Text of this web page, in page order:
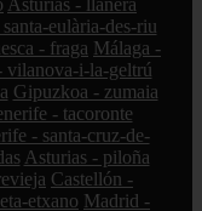
eulària-des-riu
- fraga Málaga -
vilanova-i-la-geltrú
Gipuzkoa - zumaia
- tacoronte
- santa-cruz-de-
Asturias - piloña
Castellón -
etxano Madrid -